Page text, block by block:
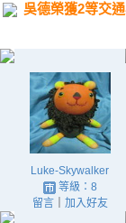
吳德榮獲2等交
Luke-Skywalker
等級：8
留言｜ 加入好友